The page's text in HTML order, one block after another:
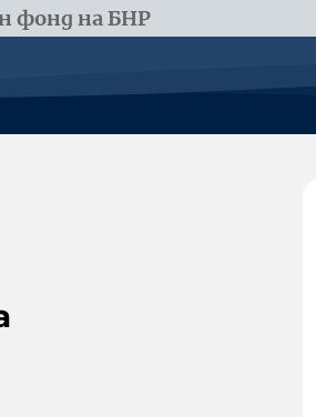
фонд на БНР